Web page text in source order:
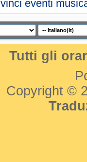
vinci eventi
Tutti gli
Copyright ©